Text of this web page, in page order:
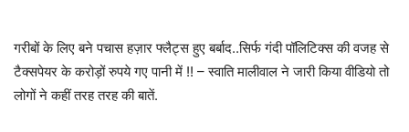
गरीबों के लिए बने पचास हज़ार फ्लैट्स हुए बर्बाद..सिर्फ गंदी पॉलिटिक्स की वजह से
टैक्सपेयर के करोड़ों रुपये गए पानी में !! – स्वाति मालीवाल ने जारी किया वीडियो तो
लोगों ने कहीं तरह तरह की बातें.